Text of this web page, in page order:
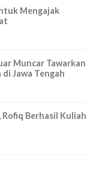
Mengajak
Muncar Tawarkan
Jawa Tengah
Berhasil Kuliah